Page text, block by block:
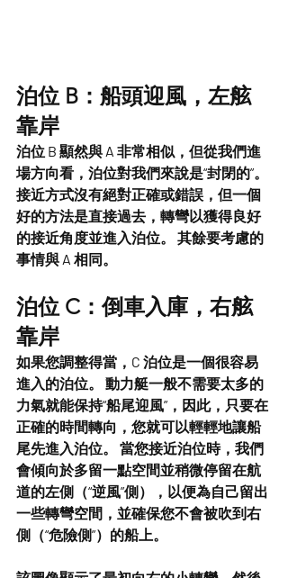
泊位 B：船頭迎風，左舷
靠岸
泊位 B 顯然與 A 非常相似，但從我們進
場方向看，泊位對我們來說是“封閉的”。
接近方式沒有絕對正確或錯誤，但一個
好的方法是直接過去，轉彎以獲得良好
的接近角度並進入泊位。 其餘要考慮的
事情與 A 相同。
泊位 C：倒車入庫，右舷
靠岸
如果您調整得當，C 泊位是一個很容易
進入的泊位。 動力艇一般不需要太多的
力氣就能保持“船尾迎風”，因此，只要在
正確的時間轉向，您就可以輕輕地讓船
尾先進入泊位。 當您接近泊位時，我們
會傾向於多留一點空間並稍微停留在航
道的左側（“逆風”側），以便為自己留出
一些轉彎空間，並確保您不會被吹到右
側（“危險側”）的船上。